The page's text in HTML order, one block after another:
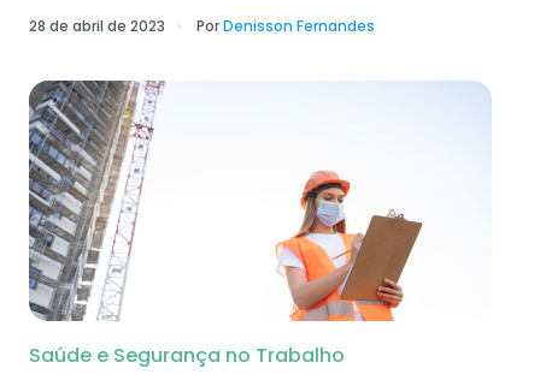
28 de abril de 2023 PorDenisson Fernandes
Saúde e Segurança no Trabalho